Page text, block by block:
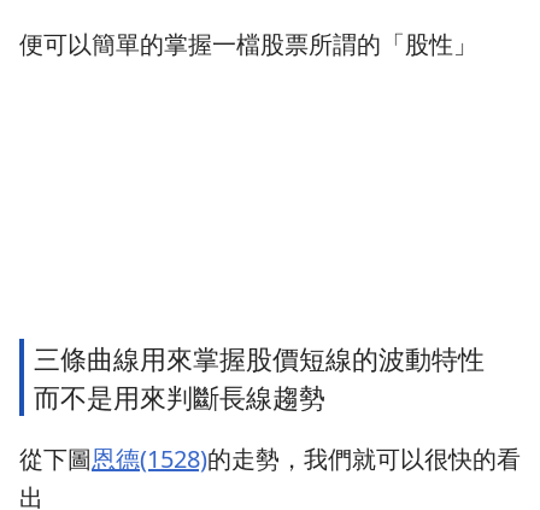
便可以簡單的掌握一檔股票所謂的「股性」
三條曲線用來掌握股價短線的波動特性
而不是用來判斷長線趨勢
從下圖恩德(1528)的走勢，我們就可以很快的看
出